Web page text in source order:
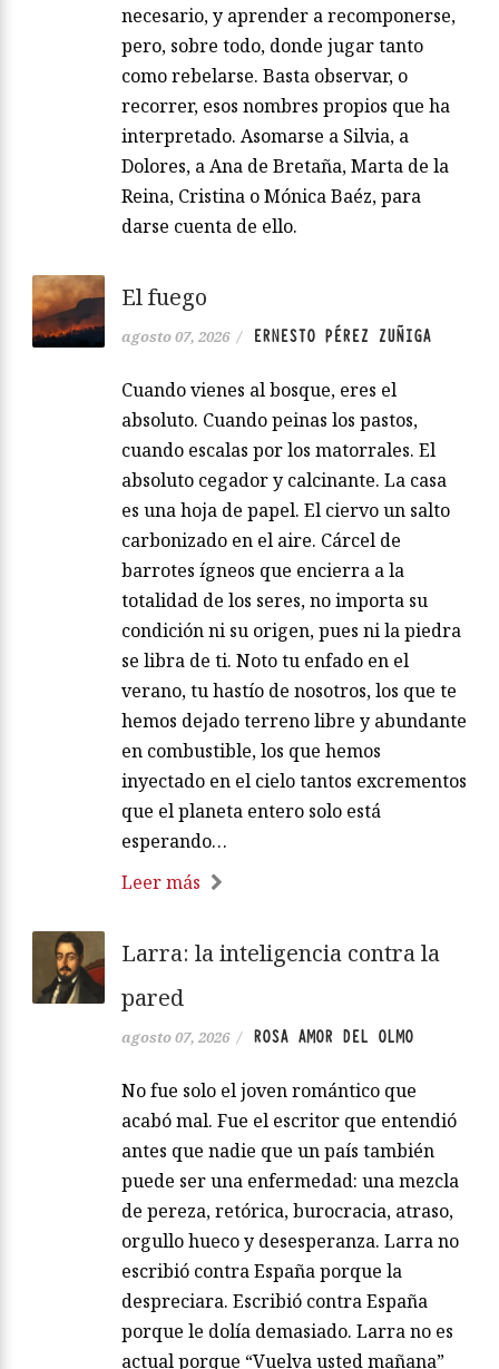
necesario, y aprender a recomponerse,
pero, sobre todo, donde jugar tanto
como rebelarse. Basta observar, o
recorrer, esos nombres propios que ha
interpretado. Asomarse a Silvia, a
Dolores, a Ana de Bretaña, Marta de la
Reina, Cristina o Mónica Baéz, para
darse cuenta de ello.
El fuego
agosto 07, 2026 / ERNESTO PÉREZ ZUÑIGA
Cuando vienes al bosque, eres el
absoluto. Cuando peinas los pastos,
cuando escalas por los matorrales. El
absoluto cegador y calcinante. La casa
es una hoja de papel. El ciervo un salto
carbonizado en el aire. Cárcel de
barrotes ígneos que encierra a la
totalidad de los seres, no importa su
condición ni su origen, pues ni la piedra
se libra de ti. Noto tu enfado en el
verano, tu hastío de nosotros, los que te
hemos dejado terreno libre y abundante
en combustible, los que hemos
inyectado en el cielo tantos excrementos
que el planeta entero solo está
esperando…
Leer más
Larra: la inteligencia contra la
pared
agosto 07, 2026 / ROSA AMOR DEL OLMO
No fue solo el joven romántico que
acabó mal. Fue el escritor que entendió
antes que nadie que un país también
puede ser una enfermedad: una mezcla
de pereza, retórica, burocracia, atraso,
orgullo hueco y desesperanza. Larra no
escribió contra España porque la
despreciara. Escribió contra España
porque le dolía demasiado. Larra no es
actual porque “Vuelva usted mañana”